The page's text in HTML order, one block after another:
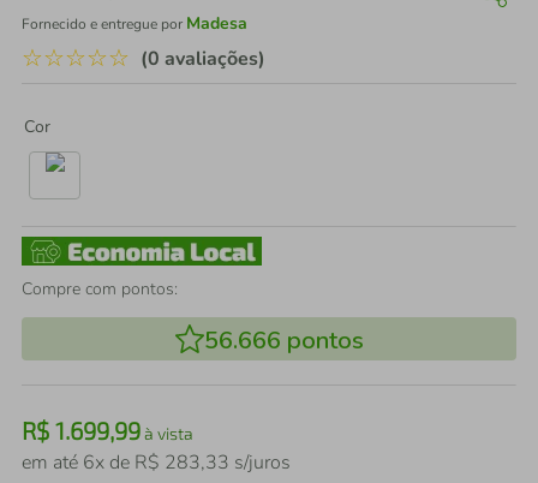
Fornecido e entregue por Madesa
☆☆☆☆☆ (0 avaliações)
Cor
Compre com pontos:
56.666 pontos
R$ 1.699,99à vista
em até 6x de R$ 283,33 s/juros